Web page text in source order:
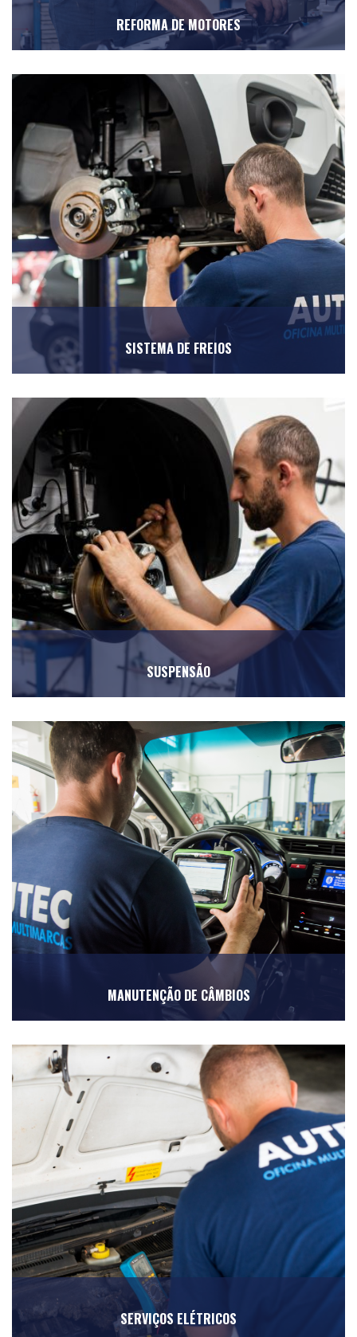
REFORMA DE MOTORES
SISTEMA DE FREIOS
SUSPENSÃO
MANUTENÇÃO DE CÂMBIOS
SERVIÇOS ELÉTRICOS